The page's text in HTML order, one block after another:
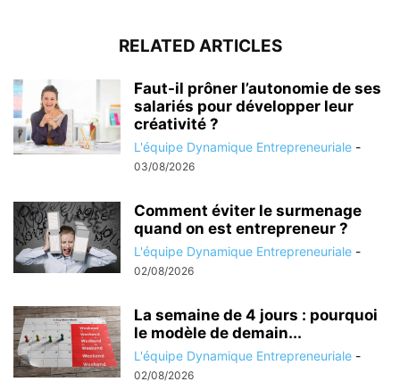
RELATED ARTICLES
Faut-il prôner l’autonomie de ses
salariés pour développer leur
créativité ?
L'équipe Dynamique Entrepreneuriale -
03/08/2026
Comment éviter le surmenage
quand on est entrepreneur ?
L'équipe Dynamique Entrepreneuriale -
02/08/2026
La semaine de 4 jours : pourquoi
le modèle de demain...
L'équipe Dynamique Entrepreneuriale -
02/08/2026